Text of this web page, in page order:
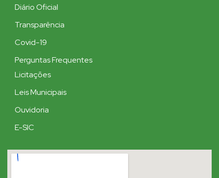
Diário Oficial
Transparência
Covid-19
Perguntas Frequentes
Licitações
Leis Municipais
Ouvidoria
E-SIC